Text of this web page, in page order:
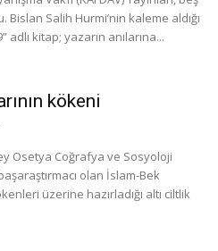
Salih Hurmi’nin kaleme aldığı
adlı kitap; yazarın anılarına...
kökeni
Osetya Coğrafya ve Sosyoloji
olan İslam-Bek
üzerine hazırladığı altı ciltlik